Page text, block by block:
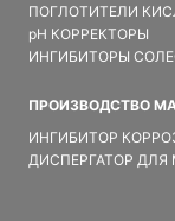
ПОГЛОТИТЕЛИ
pH КОРРЕКТОРЫ
ИНГИБИТОРЫ
ПРОИЗВОДСТВО
ИНГИБИТОР
ДИСПЕРГАТОР ДЛЯ